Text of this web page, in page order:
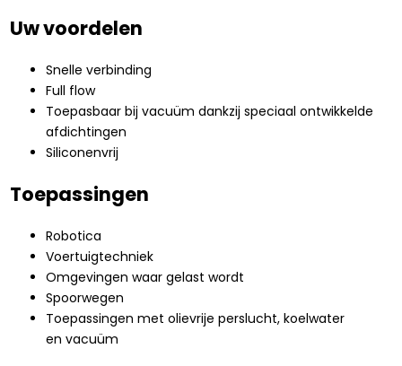
Uw voordelen
Snelle verbinding
Full flow
Toepasbaar bij vacuüm dankzij speciaal ontwikkelde
afdichtingen
Siliconenvrij
Toepassingen
Robotica
Voertuigtechniek
Omgevingen waar gelast wordt
Spoorwegen
Toepassingen met olievrije perslucht, koelwater
en vacuüm